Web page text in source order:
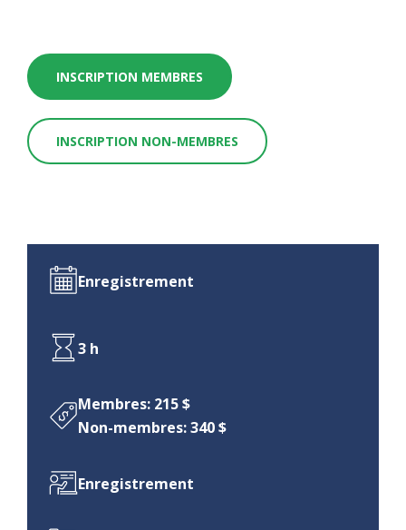
INSCRIPTION MEMBRES
INSCRIPTION NON-MEMBRES
Enregistrement
3 h
Membres: 215 $
Non-membres: 340 $
Enregistrement